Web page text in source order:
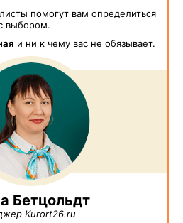
помогут вам определиться
выбором.
и ни к чему вас не обязывает.
Бетцольдт
Kurort26.ru